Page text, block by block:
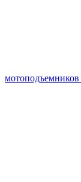
мотоподъемников